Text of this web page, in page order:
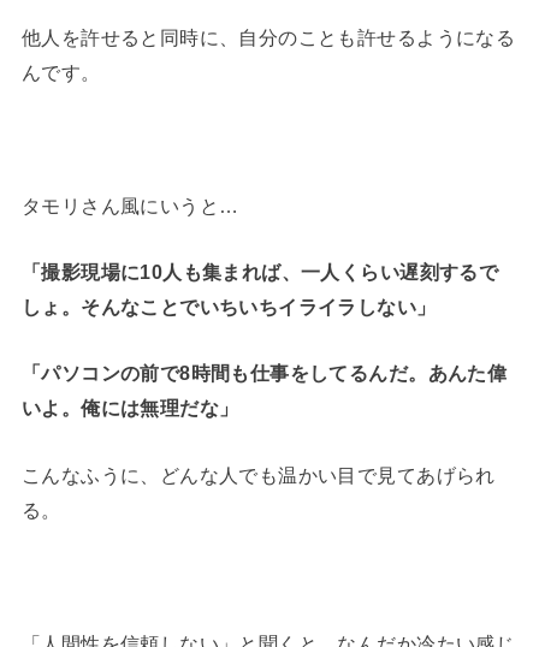
他人を許せると同時に、自分のことも許せるようになる
んです。
タモリさん風にいうと…
「撮影現場に10人も集まれば、一人くらい遅刻するで
しょ。そんなことでいちいちイライラしない」
「パソコンの前で8時間も仕事をしてるんだ。あんた偉
いよ。俺には無理だな」
こんなふうに、どんな人でも温かい目で見てあげられ
る。